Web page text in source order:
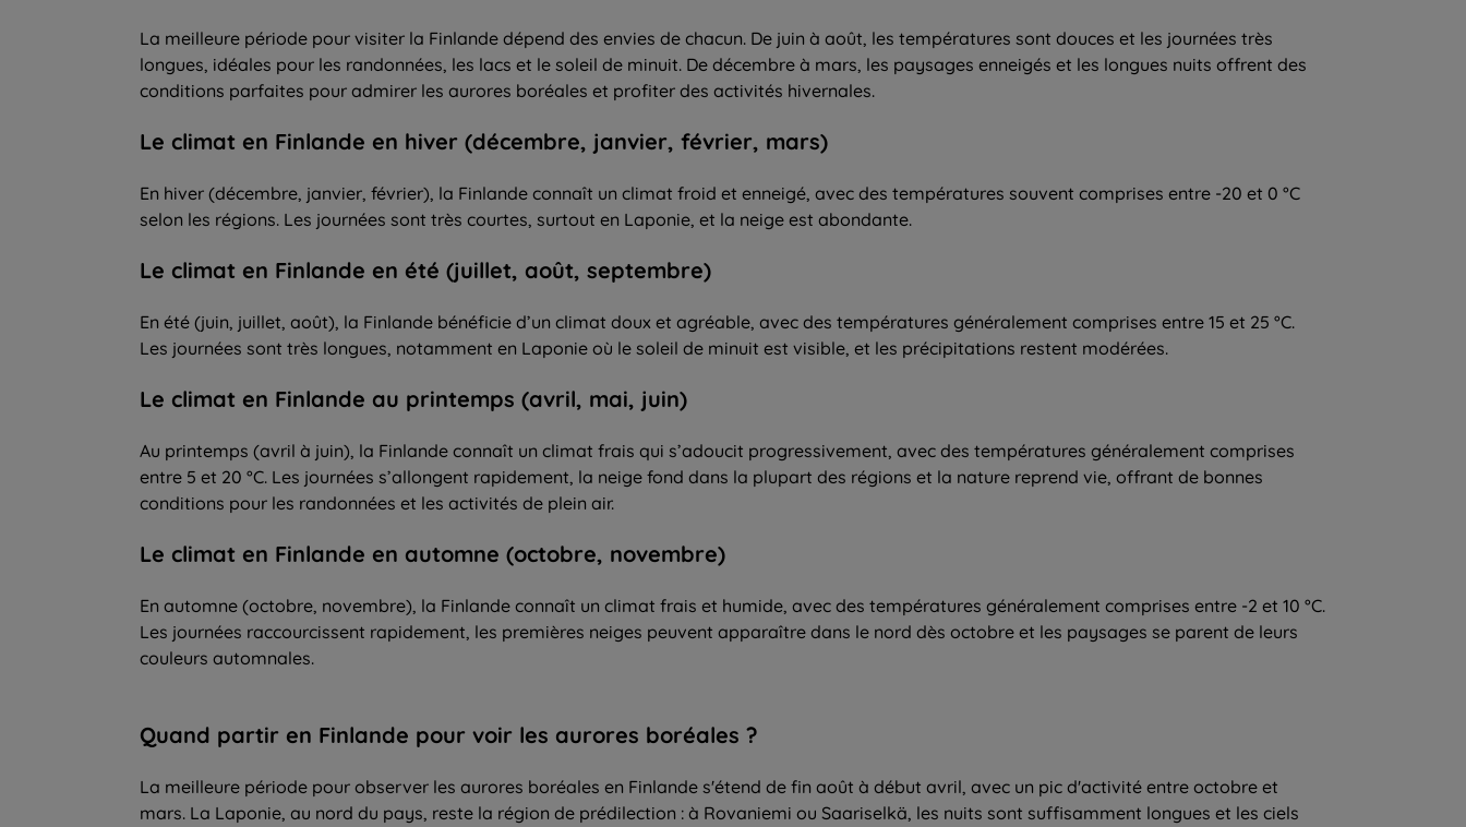
La meilleure période pour visiter la Finlande dépend des envies de chacun. De juin à août, les températures sont douces et les journées très
longues, idéales pour les randonnées, les lacs et le soleil de minuit. De décembre à mars, les paysages enneigés et les longues nuits offrent des
conditions parfaites pour admirer les aurores boréales et profiter des activités hivernales.
Le climat en Finlande en hiver (décembre, janvier, février, mars)
En hiver (décembre, janvier, février), la Finlande connaît un climat froid et enneigé, avec des températures souvent comprises entre -20 et 0 °C
selon les régions. Les journées sont très courtes, surtout en Laponie, et la neige est abondante.
Le climat en Finlande en été (juillet, août, septembre)
En été (juin, juillet, août), la Finlande bénéficie d’un climat doux et agréable, avec des températures généralement comprises entre 15 et 25 °C.
Les journées sont très longues, notamment en Laponie où le soleil de minuit est visible, et les précipitations restent modérées.
Le climat en Finlande au printemps (avril, mai, juin)
Au printemps (avril à juin), la Finlande connaît un climat frais qui s’adoucit progressivement, avec des températures généralement comprises
entre 5 et 20 °C. Les journées s’allongent rapidement, la neige fond dans la plupart des régions et la nature reprend vie, offrant de bonnes
conditions pour les randonnées et les activités de plein air.
Le climat en Finlande en automne (octobre, novembre)
En automne (octobre, novembre), la Finlande connaît un climat frais et humide, avec des températures généralement comprises entre -2 et 10 °C.
Les journées raccourcissent rapidement, les premières neiges peuvent apparaître dans le nord dès octobre et les paysages se parent de leurs
couleurs automnales.
Quand partir en Finlande pour voir les aurores boréales ?
La meilleure période pour observer les aurores boréales en Finlande s'étend de fin août à début avril, avec un pic d'activité entre octobre et
mars. La Laponie, au nord du pays, reste la région de prédilection : à Rovaniemi ou Saariselkä, les nuits sont suffisamment longues et les ciels